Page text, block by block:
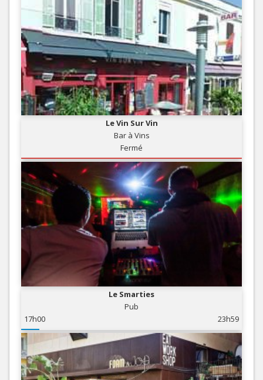
Le Vin Sur Vin
Bar à Vins
Fermé
Le Smarties
Pub
17h00
23h59